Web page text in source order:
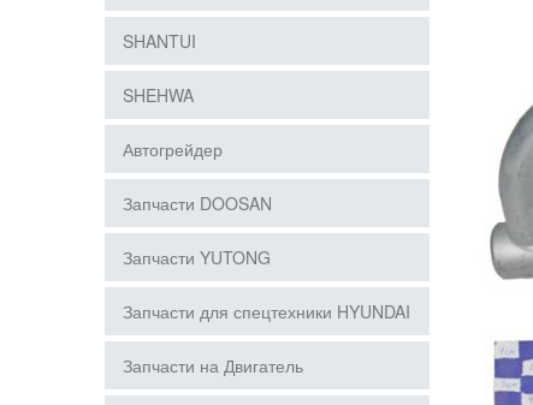
SHANTUI
SHEHWA
Автогрейдер
Запчасти DOOSAN
Запчасти YUTONG
Запчасти для спецтехники HYUNDAI
Запчасти на Двигатель